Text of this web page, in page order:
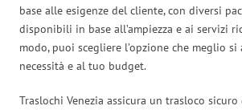
base alle esigenze del cliente, con diversi
disponibili in base all’ampiezza e ai servizi
modo, puoi scegliere l’opzione che meglio
necessità e al tuo budget.
Traslochi Venezia assicura un trasloco